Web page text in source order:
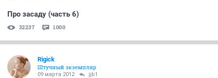
Про засаду (часть 6)
32237 1000
Rigick
Штучный экземпляр
09 марта 2012 jjb1